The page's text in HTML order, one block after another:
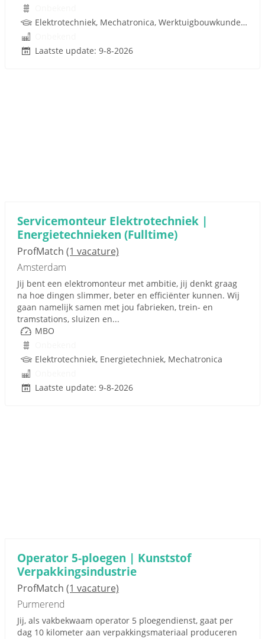
Elektrotechniek, Mechatronica, Werktuigbouwkunde, Besturingstechniek, Techniek
Laatste update: 9-8-2026
Servicemonteur Elektrotechniek |
Energietechnieken (Fulltime)
ProfMatch (1 vacature)
Amsterdam
Jij bent een elektromonteur met ambitie, jij denkt graag
na hoe dingen slimmer, beter en efficiënter kunnen. Wij
gaan namelijk samen met jou fabrieken, trein- en
tramstations, sluizen en...
MBO
Elektrotechniek, Energietechniek, Mechatronica
Laatste update: 9-8-2026
Operator 5-ploegen | Kunststof
Verpakkingsindustrie
ProfMatch (1 vacature)
Purmerend
Jij, als vakbekwaam operator 5 ploegendienst, gaat per
dag 10 kilometer aan verpakkingsmateriaal produceren